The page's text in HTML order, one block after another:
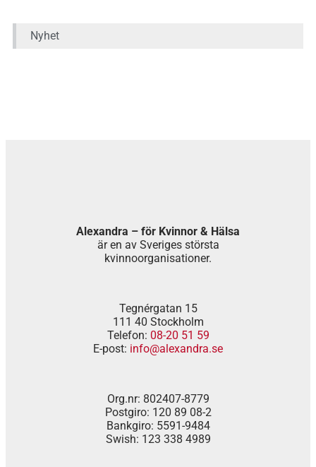
Nyhet
Alexandra – för Kvinnor & Hälsa
är en av Sveriges största
kvinnoorganisationer.
Tegnérgatan 15
111 40 Stockholm
Telefon: 08-20 51 59
E-post: info@alexandra.se
Org.nr: 802407-8779
Postgiro: 120 89 08-2
Bankgiro: 5591-9484
Swish: 123 338 4989